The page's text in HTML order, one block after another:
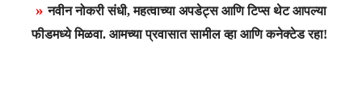
»नवीन नोकरी संधी, महत्वाच्या अपडेट्स आणि टिप्स थेट आपल्या
फीडमध्ये मिळवा. आमच्या प्रवासात सामील व्हा आणि कनेक्टेड रहा!